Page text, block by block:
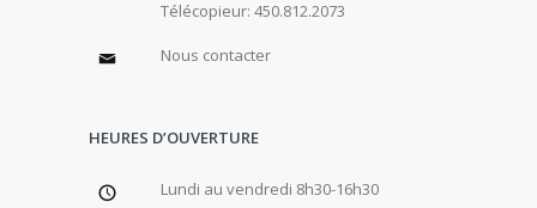
Télécopieur: 450.812.2073
Nous contacter
HEURES D’OUVERTURE
Lundi au vendredi 8h30-16h30